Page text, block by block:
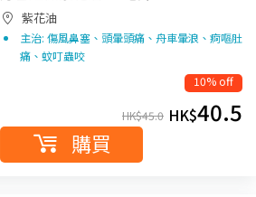
紫花油
主治: 傷風鼻塞、頭暈頭痛、舟車暈浪、痾嘔肚
痛、蚊叮蟲咬
10% off
HK$45.0 HK$40.5
購買